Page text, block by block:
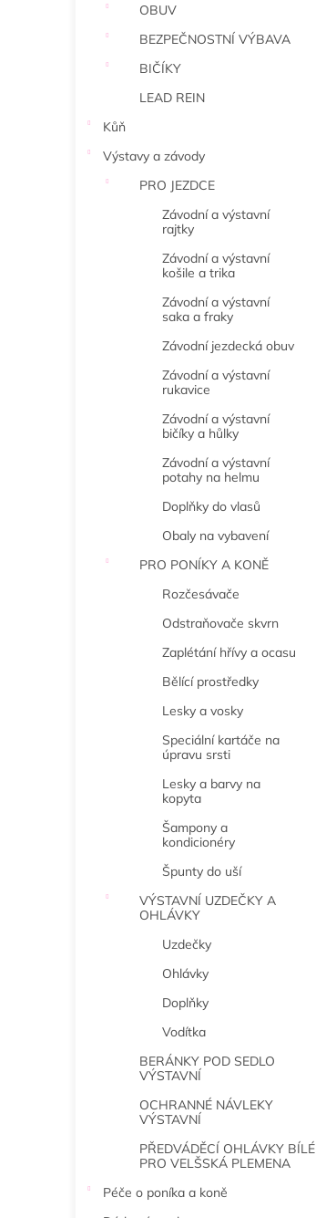
OBUV
BEZPEČNOSTNÍ VÝBAVA
BIČÍKY
LEAD REIN
Kůň
Výstavy a závody
PRO JEZDCE
Závodní a výstavní
rajtky
Závodní a výstavní
košile a trika
Závodní a výstavní
saka a fraky
Závodní jezdecká obuv
Závodní a výstavní
rukavice
Závodní a výstavní
bičíky a hůlky
Závodní a výstavní
potahy na helmu
Doplňky do vlasů
Obaly na vybavení
PRO PONÍKY A KONĚ
Rozčesávače
Odstraňovače skvrn
Zaplétání hřívy a ocasu
Bělící prostředky
Lesky a vosky
Speciální kartáče na
úpravu srsti
Lesky a barvy na
kopyta
Šampony a
kondicionéry
Špunty do uší
VÝSTAVNÍ UZDEČKY A
OHLÁVKY
Uzdečky
Ohlávky
Doplňky
Vodítka
BERÁNKY POD SEDLO
VÝSTAVNÍ
OCHRANNÉ NÁVLEKY
VÝSTAVNÍ
PŘEDVÁDĚCÍ OHLÁVKY BÍLÉ
PRO VELŠSKÁ PLEMENA
Péče o poníka a koně